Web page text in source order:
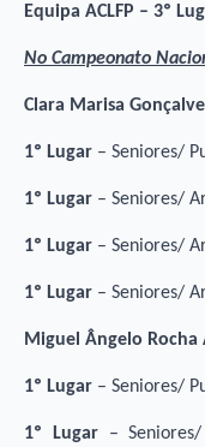
Equipa ACLFP – 3º
No Campeonato
Clara Marisa
1º Lugar – Seniores/
1º Lugar – Seniores/
1º Lugar – Seniores/
1º Lugar – Seniores/
Miguel Ângelo Rocha
1º Lugar – Seniores/
1º Lugar –